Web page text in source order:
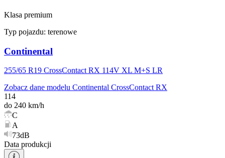
Klasa premium
Typ pojazdu: terenowe
Continental
255/65 R19 CrossContact RX 114V XL M+S LR
Zobacz dane modelu Continental CrossContact RX
114
do 240 km/h
C
A
73dB
Data produkcji